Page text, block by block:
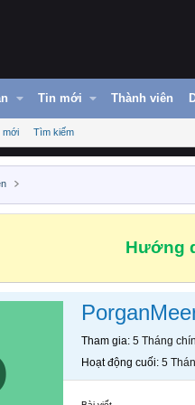
Tin mới Thành viên
mới Tìm kiếm
Hướng
Tham gia 5 Tháng
Hoạt động cuối 5